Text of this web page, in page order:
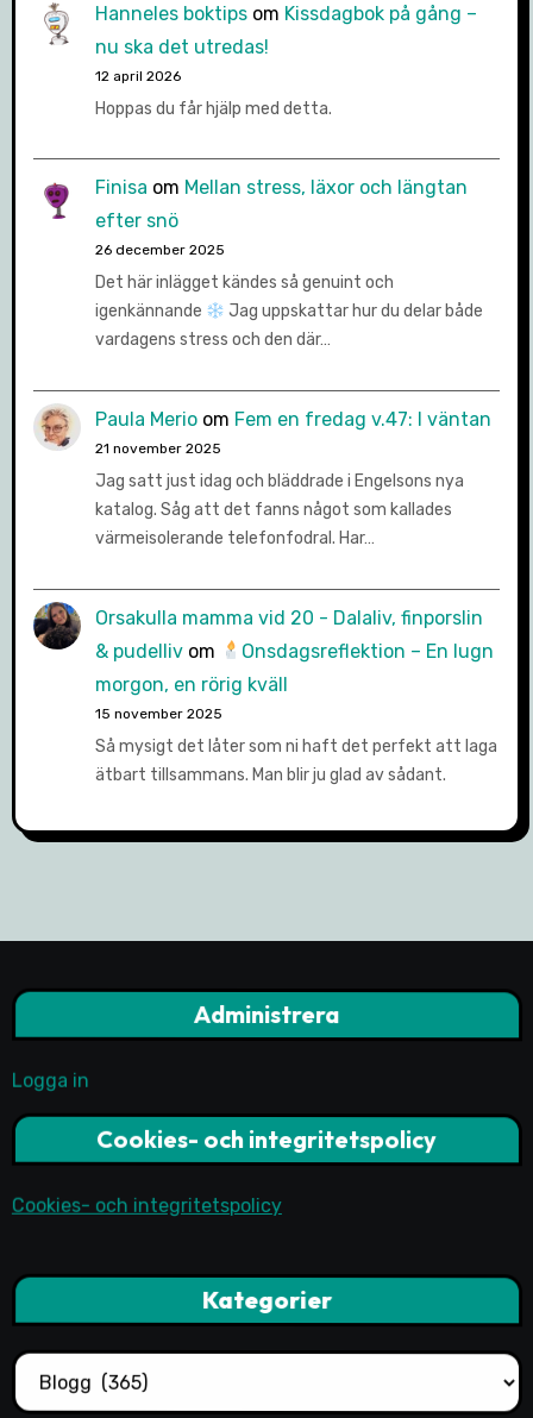
Hanneles boktipsom Kissdagbok på gång –
nu ska det utredas!
12 april 2026
Hoppas du får hjälp med detta.
Finisa om Mellan stress, läxor och längtan
efter snö
26 december 2025
Det här inlägget kändes så genuint och
igenkännande
Jag uppskattar hur du delar både
vardagens stress och den där…
Paula Merioom Fem en fredag v.47: I väntan
21 november 2025
Jag satt just idag och bläddrade i Engelsons nya
katalog. Såg att det fanns något som kallades
värmeisolerande telefonfodral. Har…
Orsakulla mamma vid 20 - Dalaliv, finporslin
& pudellivom
Onsdagsreflektion – En lugn
morgon, en rörig kväll
15 november 2025
Så mysigt det låter som ni haft det perfekt att laga
ätbart tillsammans. Man blir ju glad av sådant.
Administrera
Logga in
Cookies- och integritetspolicy
Cookies- och integritetspolicy
Kategorier
Kategorier